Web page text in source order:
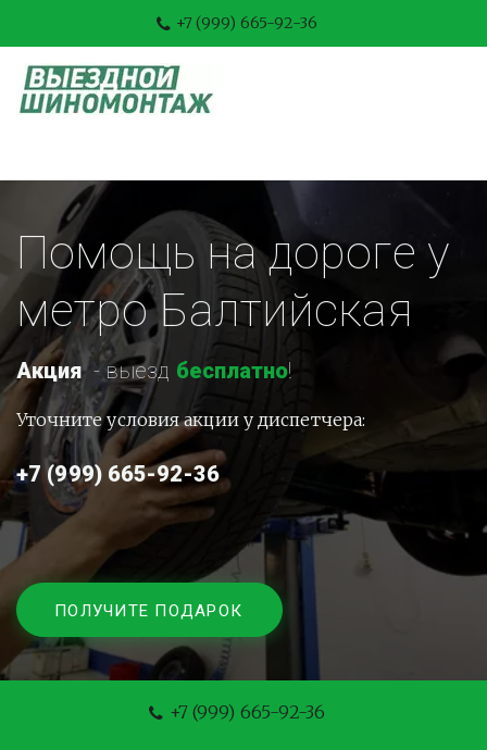
+7 (999) 665-92-36
Помощь на дороге у
метро Балтийская
Акция - выезд бесплатно!
Уточните условия акции у диспетчера:
+7 (999) 665-92-36
ПОЛУЧИТЕ ПОДАРОК
+7 (999) 665-92-36